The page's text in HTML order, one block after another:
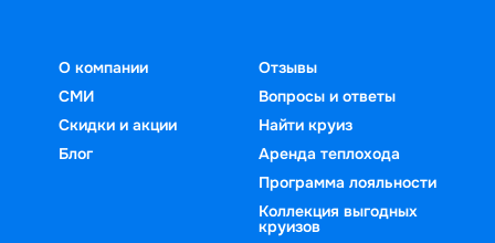
О компании
СМИ
Скидки и акции
Блог
Отзывы
Вопросы и ответы
Найти круиз
Аренда теплохода
Программа лояльности
Коллекция выгодных
круизов